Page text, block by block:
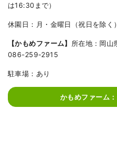
は16:30まで）
休園日：月・金曜日（祝日を除く）
【かもめファーム】 所在地：岡山
086-259-2915
駐車場：あり
かもめファーム